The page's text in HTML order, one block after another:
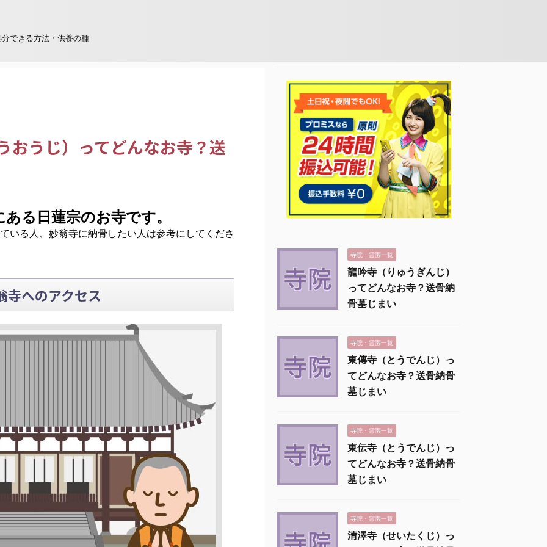
できる方法・供養の種
おうじ）ってどんなお寺？送
る日蓮宗のお寺です。
いる人、妙翁寺に納骨したい人は参考にしてくださ
寺へのアクセス
寺院・霊園一覧
龍吟寺（りゅうぎんじ）
ってどんなお寺？送骨納
骨墓じまい
寺院・霊園一覧
東傳寺（とうでんじ）っ
てどんなお寺？送骨納骨
墓じまい
寺院・霊園一覧
東伝寺（とうでんじ）っ
てどんなお寺？送骨納骨
墓じまい
寺院・霊園一覧
清澤寺（せいたくじ）っ